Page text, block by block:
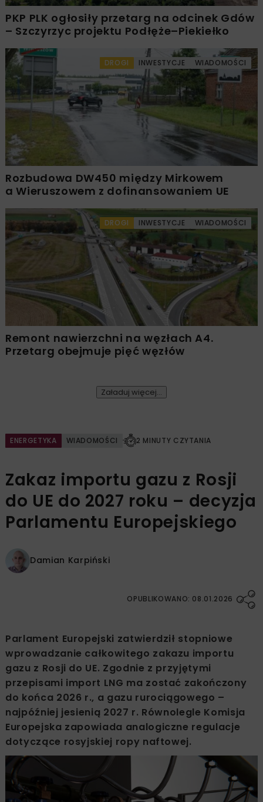
PKP PLK ogłosiły przetarg na odcinek Gdów
– Szczyrzyc projektu Podłęże–Piekiełko
DROGI INWESTYCJE WIADOMOŚCI
Rozbudowa DW450 między Mirkowem
a Wieruszowem z dofinansowaniem UE
DROGI INWESTYCJE WIADOMOŚCI
Remont nawierzchni na węzłach A4.
Przetarg obejmuje pięć węzłów
Załaduj więcej...
ENERGETYKA WIADOMOŚCI 2 MINUTY CZYTANIA
Zakaz importu gazu z Rosji
do UE do 2027 roku – decyzja
Parlamentu Europejskiego
Damian Karpiński
OPUBLIKOWANO: 08.01.2026
Parlament Europejski zatwierdził stopniowe
wprowadzanie całkowitego zakazu importu
gazu z Rosji do UE. Zgodnie z przyjętymi
przepisami import LNG ma zostać zakończony
do końca 2026 r., a gazu rurociągowego –
najpóźniej jesienią 2027 r. Równolegle Komisja
Europejska zapowiada analogiczne regulacje
dotyczące rosyjskiej ropy naftowej.